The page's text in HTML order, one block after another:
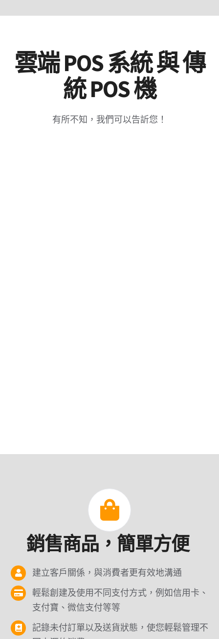
雲端 POS 系統 與 傳
統 POS 機
有所不知，我們可以告訢您！
銷售商品，簡單方便
建立客戶關係，與消費者更有效地溝通
輕鬆創建及使用不同支付方式，例如信用卡、
支付寶、微信支付等等
記錄未付訂單以及送貨狀態，使您輕鬆管理不